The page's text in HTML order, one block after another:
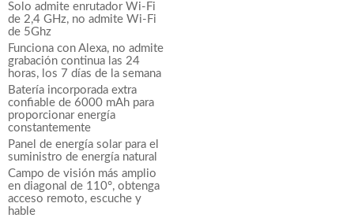
Solo admite enrutador Wi-Fi
de 2,4 GHz, no admite Wi-Fi
de 5Ghz
Funciona con Alexa, no admite
grabación continua las 24
horas, los 7 días de la semana
Batería incorporada extra
confiable de 6000 mAh para
proporcionar energía
constantemente
Panel de energía solar para el
suministro de energía natural
Campo de visión más amplio
en diagonal de 110°, obtenga
acceso remoto, escuche y
hable